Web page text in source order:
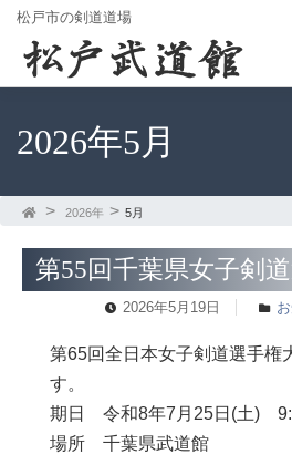
松戸市の剣道道場
2026年5月
2026年 5月
第55回千葉県女子剣
2026年5月19日
第65回全日本女子剣道選手権
す。
期日 令和8年7月25日(土)
場所 千葉県武道館